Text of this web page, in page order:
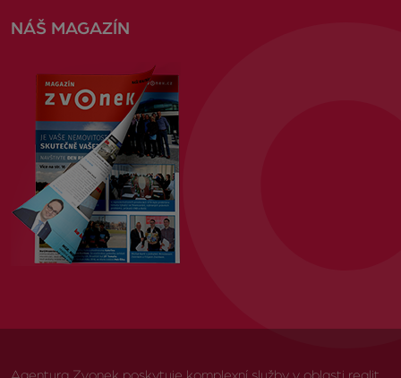
NÁŠ MAGAZÍN
Agentura Zvonek poskytuje komplexní služby v oblasti realit,